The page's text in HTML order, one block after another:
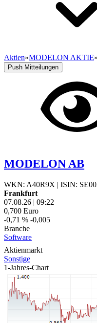
Aktien»MODELON AKTIE»
Push Mitteilungen
MODELON AB
WKN: A40R9X | ISIN:
Frankfurt
07.08.26 | 09:22
0,700 Euro
-0,71 % -0,005
Branche
Software
Aktienmarkt
Sonstige
1-Jahres-Chart